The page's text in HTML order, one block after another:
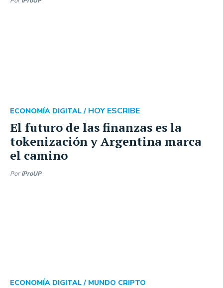
El futuro de las finanzas es la
tokenización y Argentina marca
el camino
ECONOMÍA DIGITAL / HOY ESCRIBE
Por iProUP
ECONOMÍA DIGITAL / MUNDO CRIPTO